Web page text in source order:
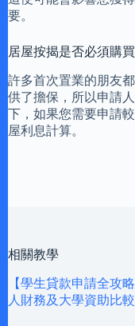
要。
居屋按揭是否必須購
許多首次置業的朋友
供了擔保，所以申請
下，如果您需要申請
屋利息計算。
相關教學
【學生貸款申請全攻
人財務及大學資助比